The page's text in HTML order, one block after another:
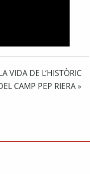
VIDA DE L’HISTÒRIC
CAMP PEP RIERA »